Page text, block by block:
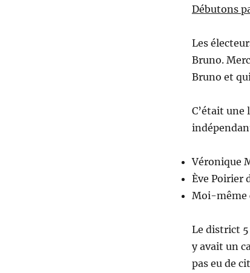
Débutons
Les
Bruno.
Bruno et
C’était
Véronique
Ève Poirier
Moi-même
Le district
y avait un
pas eu de